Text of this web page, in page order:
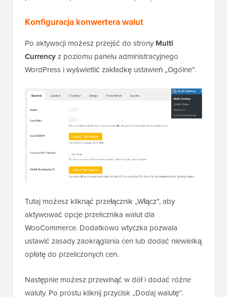
Konfiguracja konwertera walut
Po aktywacji możesz przejść do strony Multi
Currencyz poziomu panelu administracyjnego
WordPress i wyświetlić zakładkę ustawień „Ogólne”.
Tutaj możesz kliknąć przełącznik „Włącz”, aby
aktywować opcje przelicznika walut dla
WooCommerce. Dodatkowo wtyczka pozwala
ustawić zasady zaokrąglania cen lub dodać niewielką
opłatę do przeliczonych cen.
Następnie możesz przewinąć w dół i dodać różne
waluty. Po prostu kliknij przycisk „Dodaj walutę”.